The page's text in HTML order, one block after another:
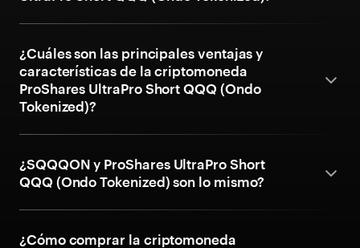
¿Cuáles son las principales ventajas y
características de la criptomoneda
ProShares UltraPro Short QQQ (Ondo
Tokenized)?
¿SQQQON y ProShares UltraPro Short
QQQ (Ondo Tokenized) son lo mismo?
¿Cómo comprar la criptomoneda